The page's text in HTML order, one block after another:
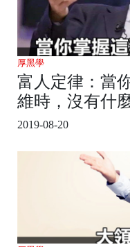
厚黑學
富人定律：當
維時，沒有什
2019-08-20